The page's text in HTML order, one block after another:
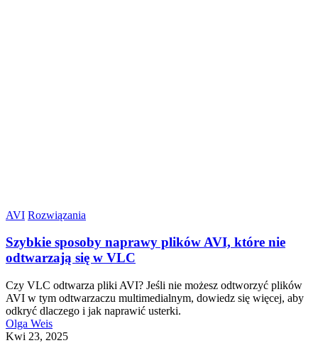
AVI Rozwiązania
Szybkie sposoby naprawy plików AVI, które nie
odtwarzają się w VLC
Czy VLC odtwarza pliki AVI? Jeśli nie możesz odtworzyć plików
AVI w tym odtwarzaczu multimedialnym, dowiedz się więcej, aby
odkryć dlaczego i jak naprawić usterki.
Olga Weis
Kwi 23, 2025